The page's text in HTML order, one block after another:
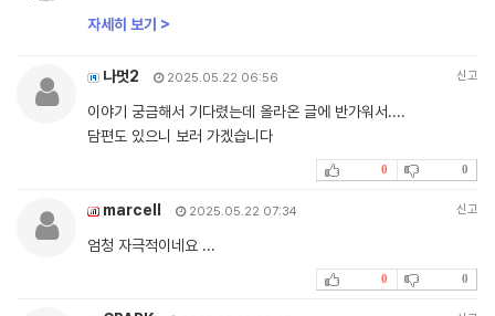
자세히 보기 >
나멋2 2025.05.22 06:56 신고
이야기 궁금해서 기다렸는데 올라온 글에 반가워서....
담편도 있으니 보러 가겠습니다
0 0
marcell 2025.05.22 07:34 신고
엄청 자극적이네요 ...
0 0